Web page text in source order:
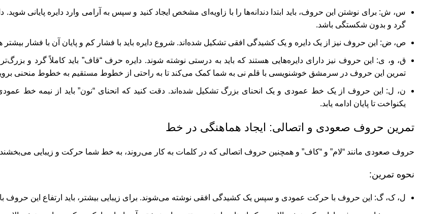
س، ش: برای نوشتن این حروف، باید ابتدا دندانه‌ها را با زاویه‌ای مشخص ایجاد کنید و سپس به آرامی وارد دایره پایانی شوید.
گرد و بدون شکستگی باشد.
ص، ض: این حروف نیز از یک دایره و یک کشیدگی افقی تشکیل شده‌اند. شروع دایره باید با فشار کم و پایان آن با فشار بیشتر
ق، و، ی: این حروف نیز دارای دایره‌هایی هستند که باید به درستی نوشته شوند. دایره حرف “قاف” باید کاملاً گرد و
تمرین این حروف در سرمشق خوشنویسی با قلم نی به شما کمک می‌کند تا به راحتی از خطوط مستقیم به خطوط منحنی
ن، ل: این حروف از یک خط عمودی و یک انحنای بزرگ تشکیل شده‌اند. دقت کنید که انحنای “نون” باید از نیمه خط
یکنواخت تا پایان ادامه یابد.
تمرین حروف صعودی و اتصالی: ایجاد هماهنگی در خط
حروف صعودی مانند “لام” و “کاف” و همچنین حروف اتصالی که در کلمات به کار می‌روند، به خط شما حرکت و زیبایی
نحوه تمرین:
ل، ک، گ: این حروف با حرکت عمودی و سپس یک کشیدگی افقی نوشته می‌شوند. برای زیبایی بیشتر، باید ارتفاع این حروف